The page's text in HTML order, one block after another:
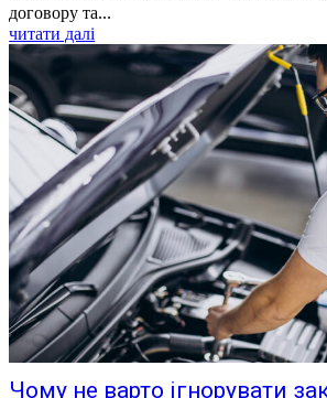
договору та...
читати далі
Чому не варто ігнорувати